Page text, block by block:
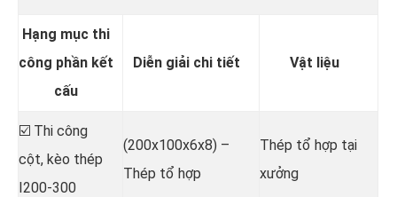
Hạng mục thi
công phần kết
cấu
Diễn giải chi tiết Vật liệu
☑️ Thi công
cột, kèo thép
I200-300
(200x100x6x8) –
Thép tổ hợp
Thép tổ hợp tại
xưởng